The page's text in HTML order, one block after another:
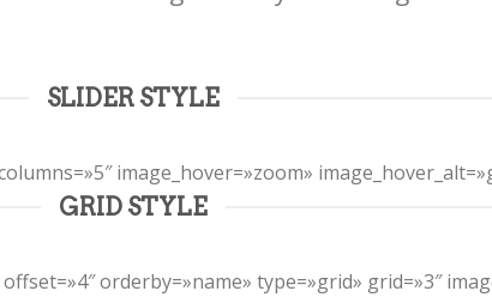
SLIDER STYLE
image_hover=»zoom»
GRID STYLE
orderby=»name» type=»grid» grid=»3″